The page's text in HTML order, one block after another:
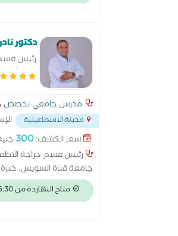
دكتور
رئيس قسم
مدرس جامعي تخصص
مدينة الاسماعيلية
سعر الكشف:300
رئيس قسم جراحة
جامعة قناة السويس. خبرة
الإسماعيلية الطبي. زميل
متاح النهاردة من 6:30 مساءً